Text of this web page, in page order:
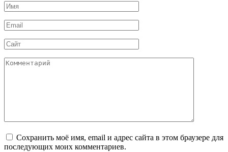
Имя
*
Email
*
Сайт
Комментарий
Сохранить моё имя, email и адрес сайта в этом браузере для
последующих моих комментариев.